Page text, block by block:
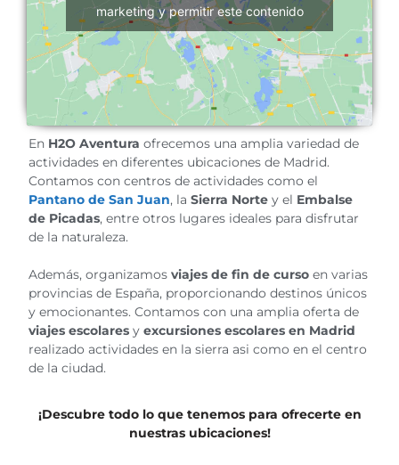
marketing y permitir este contenido
En H2O Aventura ofrecemos una amplia variedad de
actividades en diferentes ubicaciones de Madrid.
Contamos con centros de actividades como el
Pantano de San Juan, laSierra Norte y el Embalse
de Picadas, entre otros lugares ideales para disfrutar
de la naturaleza.
Además, organizamosviajes de fin de curso en varias
provincias de España, proporcionando destinos únicos
y emocionantes. Contamos con una amplia oferta de
viajes escolares yexcursiones escolares en Madrid
realizado actividades en la sierra asi como en el centro
de la ciudad.
¡Descubre todo lo que tenemos para ofrecerte en
nuestras ubicaciones!